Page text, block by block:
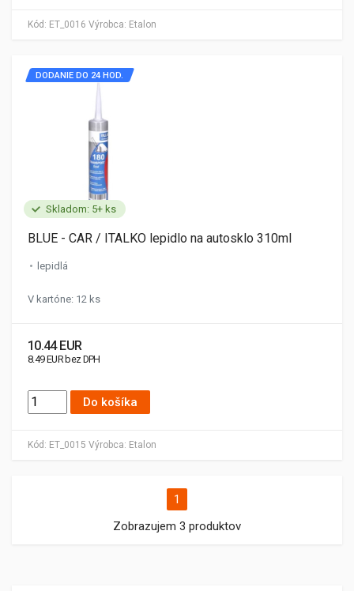
Kód: ET_0016 Výrobca: Etalon
Skladom: 5+ ks
Kód: ET_0015 Výrobca: Etalon
DODANIE DO 24 HOD.
BLUE - CAR / ITALKO lepidlo na autosklo 310ml
lepidlá
V kartóne: 12 ks
10.44 EUR
8.49 EUR bez DPH
Do košíka
1
Zobrazujem 3 produktov